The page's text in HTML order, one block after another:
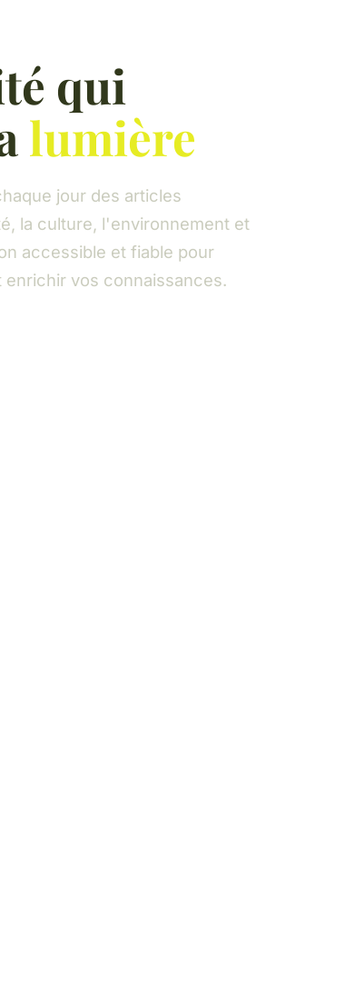
qui
lumière
jour des articles
la culture, l'environnement et
accessible et fiable pour
vos connaissances.